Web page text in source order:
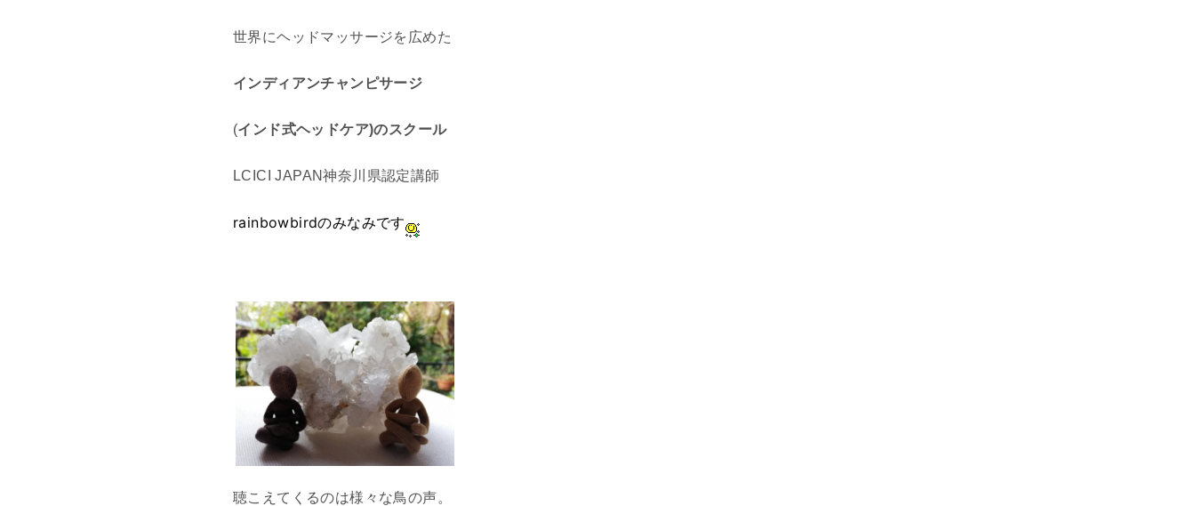
世界にヘッドマッサージを広めた
インディアンチャンピサージ
(インド式ヘッドケア)のスクール
LCICI JAPAN神奈川県認定講師
rainbowbirdのみなみです
聴こえてくるのは様々な鳥の声。